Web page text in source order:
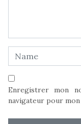
Enregistrer mon
navigateur pour